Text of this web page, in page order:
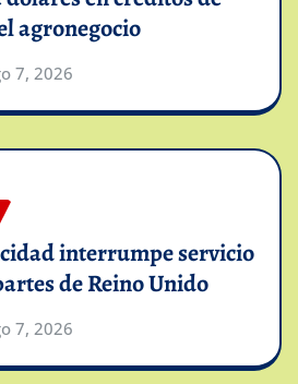
agronegocio
7, 2026
interrumpe servicio
de Reino Unido
7, 2026